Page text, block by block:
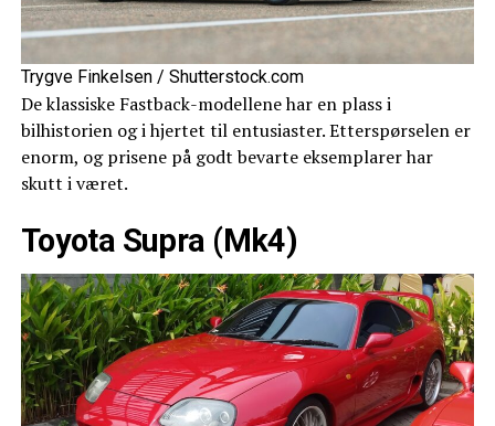
Trygve Finkelsen / Shutterstock.com
De klassiske Fastback-modellene har en plass i
bilhistorien og i hjertet til entusiaster. Etterspørselen er
enorm, og prisene på godt bevarte eksemplarer har
skutt i været.
Toyota Supra (Mk4)